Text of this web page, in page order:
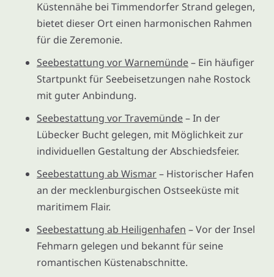
Küstennähe bei Timmendorfer Strand gelegen,
bietet dieser Ort einen harmonischen Rahmen
für die Zeremonie.
Seebestattung vor Warnemünde– Ein häufiger
Startpunkt für Seebeisetzungen nahe Rostock
mit guter Anbindung.
Seebestattung vor Travemünde– In der
Lübecker Bucht gelegen, mit Möglichkeit zur
individuellen Gestaltung der Abschiedsfeier.
Seebestattung ab Wismar– Historischer Hafen
an der mecklenburgischen Ostseeküste mit
maritimem Flair.
Seebestattung ab Heiligenhafen – Vor der Insel
Fehmarn gelegen und bekannt für seine
romantischen Küstenabschnitte.